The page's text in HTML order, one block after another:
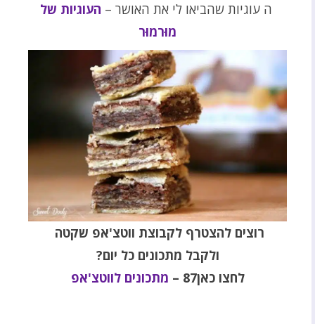
ה עוגיות שהביאו לי את האושר – העוגיות של
מוּרמוּר
רוצים להצטרף לקבוצת ווטצ'אפ שקטה
ולקבל מתכונים כל יום?
לחצו כאן87
– מתכונים לווטצ'אפ